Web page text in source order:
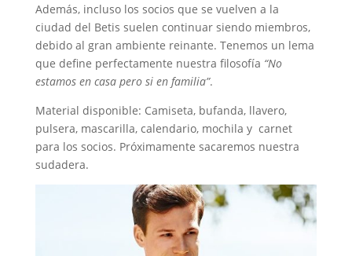
Además, incluso los socios que se vuelven a la
ciudad del Betis suelen continuar siendo miembros,
debido al gran ambiente reinante. Tenemos un lema
que define perfectamente nuestra filosofía “No
estamos en casa pero si en familia”.
Material disponible: Camiseta, bufanda, llavero,
pulsera, mascarilla, calendario, mochila y carnet
para los socios. Próximamente sacaremos nuestra
sudadera.